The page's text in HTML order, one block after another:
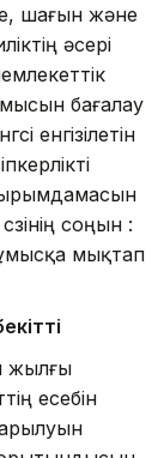
шағын және
әсері
бағалау
енгізілетін
соңын :
мықтап
жылғы
есебін